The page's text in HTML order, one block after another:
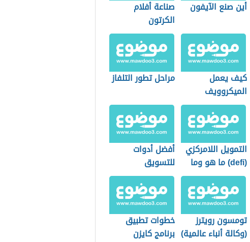
أين صنع الآيفون
صناعة أفلام
الكرتون
كيف يعمل
الميكروويف
مراحل تطور التلفاز
التمويل اللامركزي
(defi) ما هو وما
استخداماته؟
أفضل أدوات
للتسويق
الإلكتروني
تومسون رويترز
(وكالة أنباء عالمية)
خطوات تطبيق
برنامج كايزن